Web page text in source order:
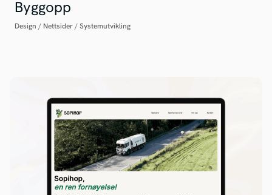
Byggopp
Design / Nettsider / Systemutvikling